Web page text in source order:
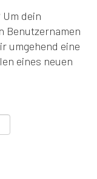
dein
Benutzernamen
umgehend eine
eines neuen